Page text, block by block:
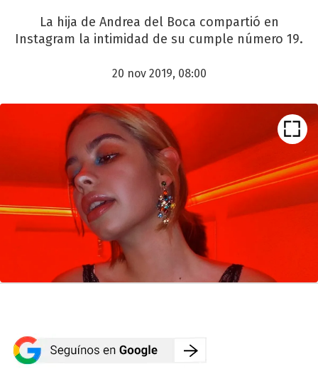
La hija de Andrea del Boca compartió en
Instagram la intimidad de su cumple número 19.
20 nov 2019, 08:00